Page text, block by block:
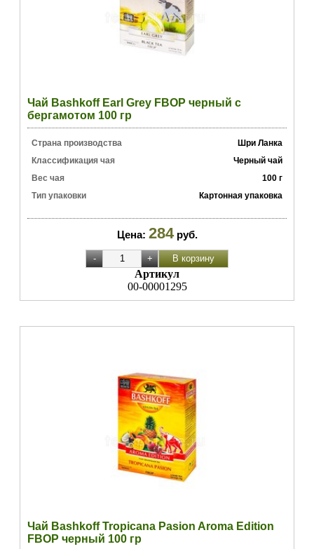
Чай Bashkoff Earl Grey FBOP черный с
бергамотом 100 гр
Страна производства
Шри Ланка
Классификация чая
Черный чай
Вес чая
100 г
Тип упаковки
Картонная упаковка
Цена: 284 руб.
Артикул
00-00001295
Чай Bashkoff Tropicana Pasion Aroma Edition
FBOP черный 100 гр